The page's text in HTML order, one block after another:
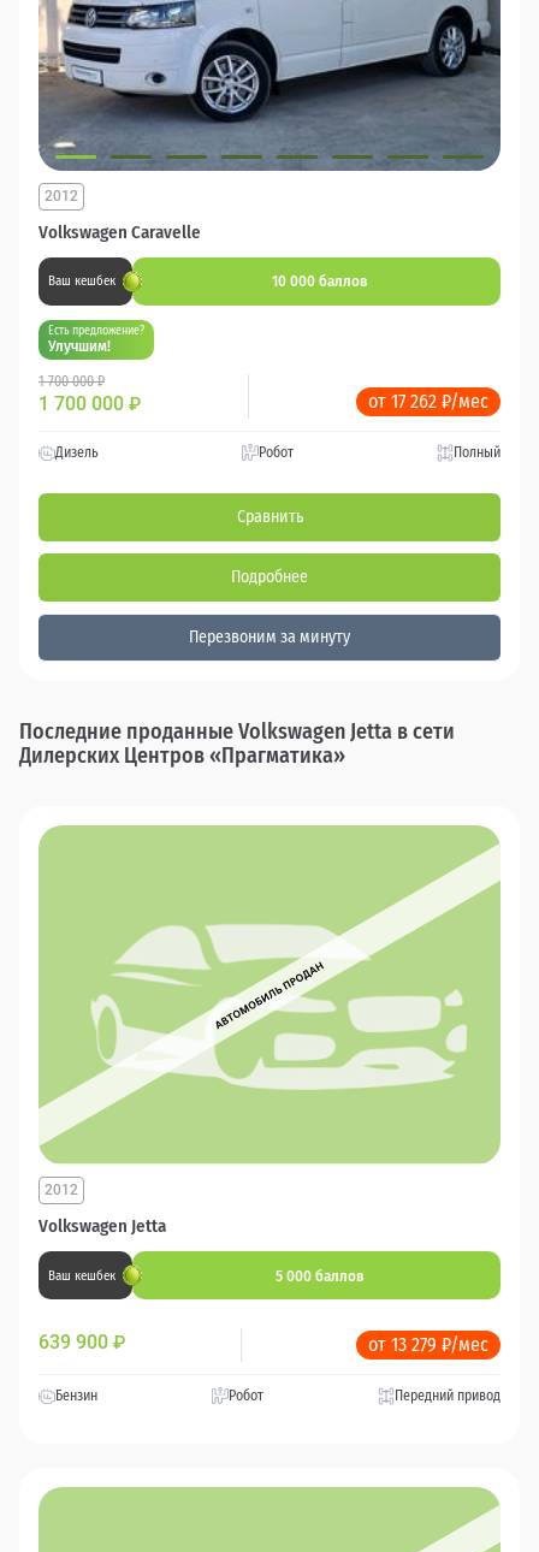
Volkswagen Caravelle
2012
Ваш кешбек 10 000 баллов
Есть предложение?
Улучшим!
1 700 000 ₽
1 700 000 ₽ от 17 262 ₽/мес
Дизель Робот Полный
Сравнить
Подробнее
Перезвоним за минуту
Последние проданные Volkswagen Jetta в сети
Дилерских Центров «Прагматика»
Volkswagen Jetta
2012
Ваш кешбек 5 000 баллов
639 900 ₽ от 13 279 ₽/мес
Бензин Робот Передний привод